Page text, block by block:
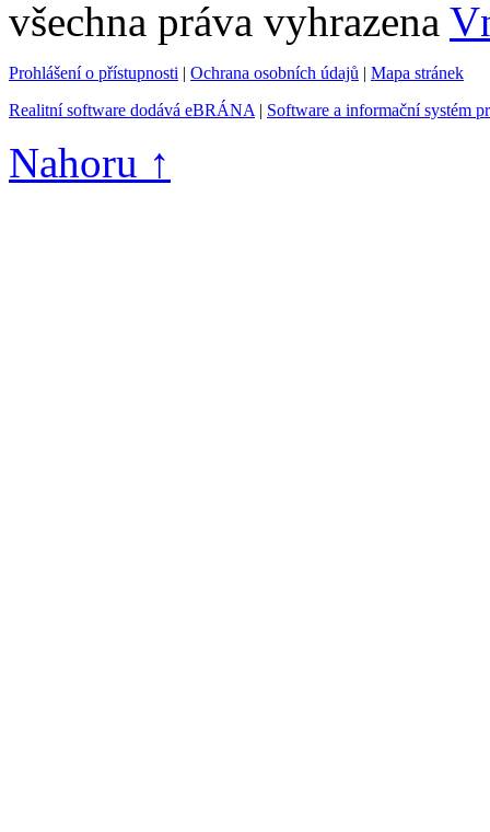
všechna práva vyhrazena
Prohlášení o přístupnosti | Ochrana osobních údajů | Mapa stránek
Realitní software dodává eBRÁNA | Software a informační systém
Nahoru ↑